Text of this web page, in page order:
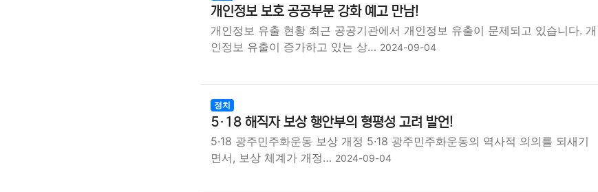
개인정보 보호 공공부문 강화 예고 만남!
개인정보 유출 현황 최근 공공기관에서 개인정보 유출이 문제되고 있습니다. 개
인정보 유출이 증가하고 있는 상… 2024-09-04
정치
5·18 해직자 보상 행안부의 형평성 고려 발언!
5·18 광주민주화운동 보상 개정 5·18 광주민주화운동의 역사적 의의를 되새기
면서, 보상 체계가 개정… 2024-09-04